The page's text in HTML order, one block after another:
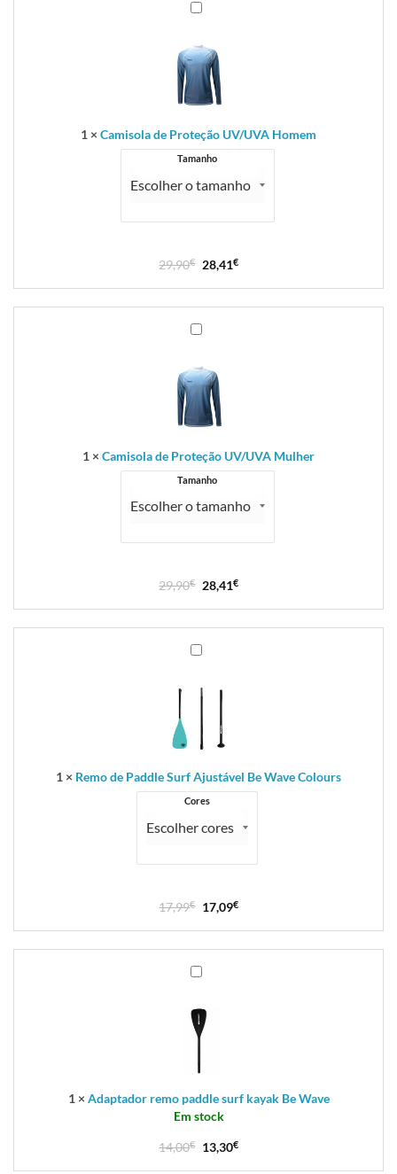
1 × Camisola de Proteção UV/UVA Homem
Tamanho
29,90€ 28,41€
1 × Camisola de Proteção UV/UVA Mulher
Tamanho
29,90€ 28,41€
Colours1 × Remo de Paddle Surf Ajustável Be Wave Colours
Cores
17,99€ 17,09€
1 × Adaptador remo paddle surf kayak Be Wave
Em stock
14,00€ 13,30€